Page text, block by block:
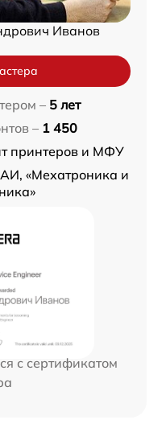
Иванов
– 5 лет
– 1 450
принтеров и МФУ
«Мехатроника и
с сертификатом